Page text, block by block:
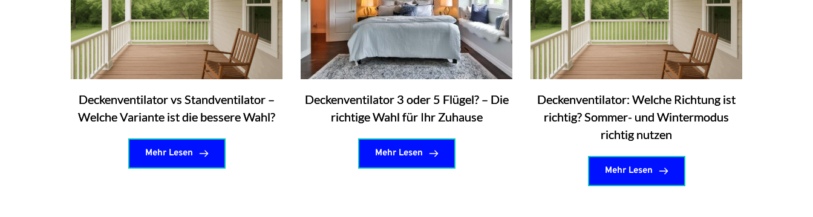
Deckenventilator vs Standventilator –
Welche Variante ist die bessere Wahl?
Mehr Lesen
Deckenventilator 3 oder 5 Flügel? – Die
richtige Wahl für Ihr Zuhause
Mehr Lesen
Deckenventilator: Welche Richtung ist
richtig? Sommer- und Wintermodus
richtig nutzen
Mehr Lesen